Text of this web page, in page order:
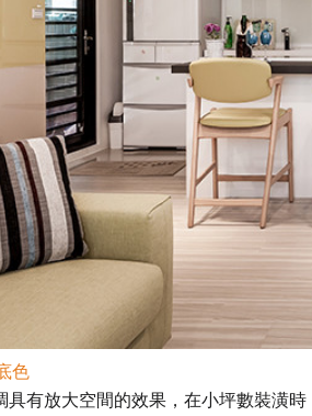
色
有放大空間的效果，在小坪數裝潢